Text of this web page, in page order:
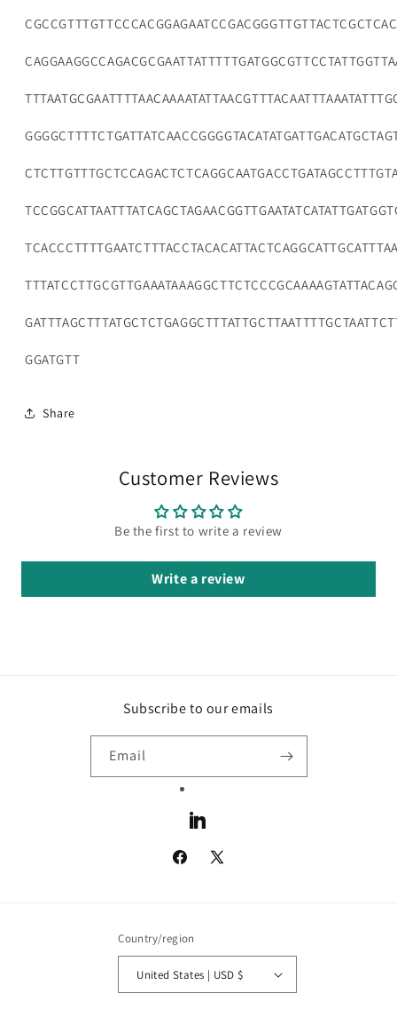
GGATGTT
Share
Customer Reviews
Be the first to write a review
Write a review
Subscribe to our emails
Email
LinkedIn
Facebook
X
Country/region
United States | USD $